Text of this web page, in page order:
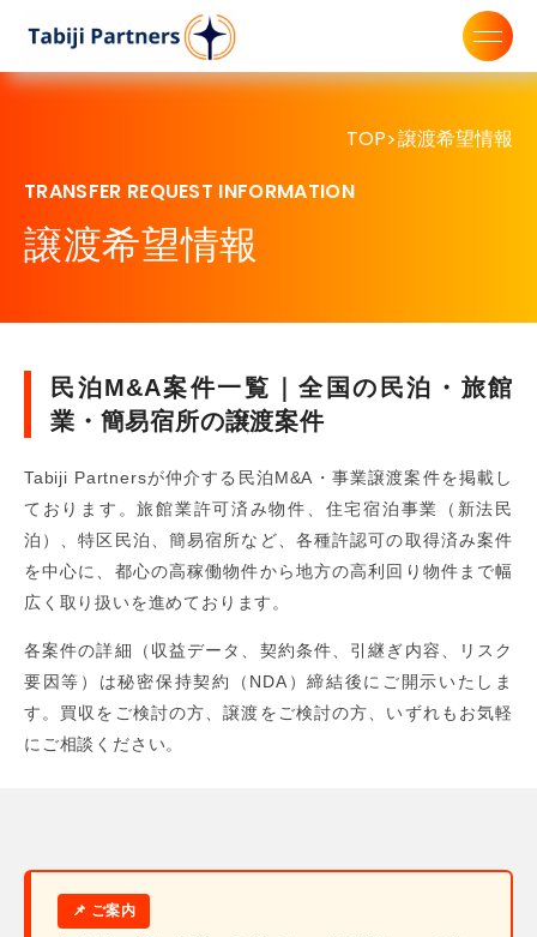
TOP>譲渡希望情報
TRANSFER REQUEST INFORMATION
譲渡希望情報
民泊M&A案件一覧｜全国の民泊・旅館
業・簡易宿所の譲渡案件
Tabiji Partnersが仲介する民泊M&A・事業譲渡案件を掲載し
ております。旅館業許可済み物件、住宅宿泊事業（新法民
泊）、特区民泊、簡易宿所など、各種許認可の取得済み案件
を中心に、都心の高稼働物件から地方の高利回り物件まで幅
広く取り扱いを進めております。
各案件の詳細（収益データ、契約条件、引継ぎ内容、リスク
要因等）は秘密保持契約（NDA）締結後にご開示いたしま
す。買収をご検討の方、譲渡をご検討の方、いずれもお気軽
にご相談ください。